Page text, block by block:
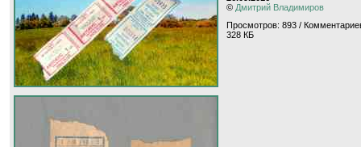
© Дмитрий Владимиров
Просмотров: 893 /
328 КБ